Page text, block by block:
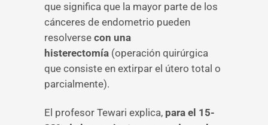
que significa que la mayor parte de los
cánceres de endometrio pueden
resolverse con una
histerectomía (operación quirúrgica
que consiste en extirpar el útero total o
parcialmente).
El profesor Tewari explica, para el 15-